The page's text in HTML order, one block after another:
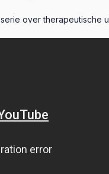
over therapeutische